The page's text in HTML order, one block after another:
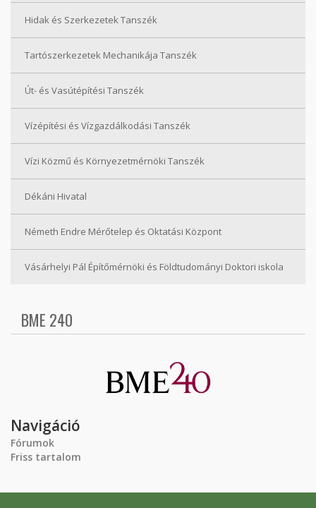
Hidak és Szerkezetek Tanszék
Tartószerkezetek Mechanikája Tanszék
Út- és Vasútépítési Tanszék
Vízépítési és Vízgazdálkodási Tanszék
Vízi Közmű és Környezetmérnöki Tanszék
Dékáni Hivatal
Németh Endre Mérőtelep és Oktatási Központ
Vásárhelyi Pál Építőmérnöki és Földtudományi Doktori iskola
BME 240
Navigáció
Fórumok
Friss tartalom